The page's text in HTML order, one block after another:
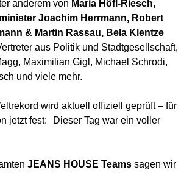
anderem von Maria Höfl-Riesch,
Joachim Herrmann, Robert
& Martin Rassau, Bela Klentze
aus Politik und Stadtgesellschaft,
, Maximilian Gigl , Michael Schrodi,
und viele mehr.
wird aktuell offiziell geprüft – für
jetzt fest: Dieser Tag war ein voller
JEANS HOUSE Teams sagen wir